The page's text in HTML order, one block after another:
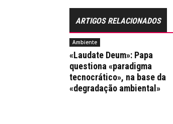
ARTIGOS RELACIONADOS
Ambiente
«Laudate Deum»: Papa
questiona «paradigma
tecnocrático», na base da
«degradação ambiental»